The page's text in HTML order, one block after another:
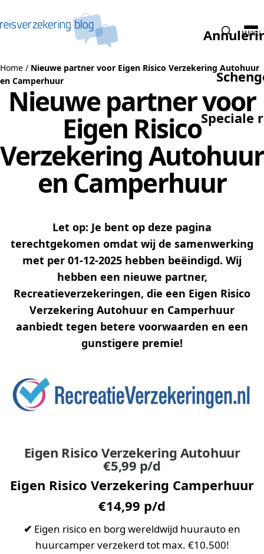
Speciale
MENU
Home / Nieuwe partner voor Eigen Risico Verzekering Autohuur
en Camperhuur
Nieuwe partner voor
Eigen Risico
Verzekering Autohuur
en Camperhuur
Let op: Je bent op deze pagina
terechtgekomen omdat wij de samenwerking
met per 01-12-2025 hebben beëindigd. Wij
hebben een nieuwe partner,
Recreatieverzekeringen, die een Eigen Risico
Verzekering Autohuur en Camperhuur
aanbiedt tegen betere voorwaarden en een
gunstigere premie!
Eigen Risico Verzekering Autohuur
€5,99 p/d
Eigen Risico Verzekering Camperhuur
€14,99 p/d
✔ Eigen risico en borg wereldwijd huurauto en
huurcamper verzekerd tot max. €10.500!